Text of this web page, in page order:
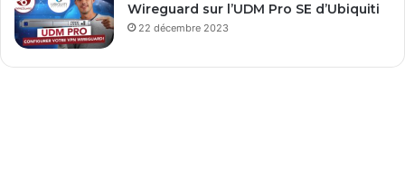
Wireguard sur l’UDM Pro SE d’Ubiquiti
22 décembre 2023